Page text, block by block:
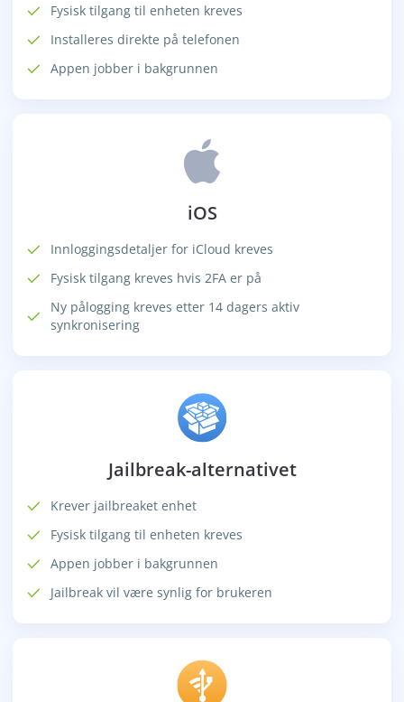
Fysisk tilgang til enheten kreves
Installeres direkte på telefonen
Appen jobber i bakgrunnen
iOS
Innloggingsdetaljer for iCloud kreves
Fysisk tilgang kreves hvis 2FA er på
Ny pålogging kreves etter 14 dagers aktiv
synkronisering
Jailbreak-alternativet
Krever jailbreaket enhet
Fysisk tilgang til enheten kreves
Appen jobber i bakgrunnen
Jailbreak vil være synlig for brukeren